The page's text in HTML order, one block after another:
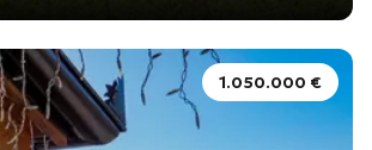
1.050.000 €